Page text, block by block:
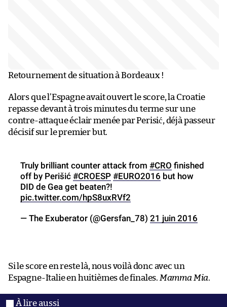
Retournement de situation à Bordeaux !
Alors que l’Espagne avait ouvert le score, la Croatie
repasse devant à trois minutes du terme sur une
contre-attaque éclair menée par Perisić, déjà passeur
décisif sur le premier but.
Truly brilliant counter attack from #CRO finished
off by Perišić #CROESP #EURO2016 but how
DID de Gea get beaten?!
pic.twitter.com/hpS8uxRVf2
— The Exuberator (@Gersfan_78) 21 juin 2016
Si le score en reste là, nous voilà donc avec un
Espagne-Italie en huitièmes de finales. Mamma Mia.